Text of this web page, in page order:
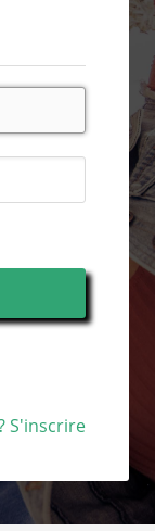
S'inscrire